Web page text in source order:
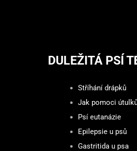
DULEŽITÁ PSÍ
Stříhání drápků
Jak pomoci
Psí eutanázie
Epilepsie u psů
Gastritida u psa